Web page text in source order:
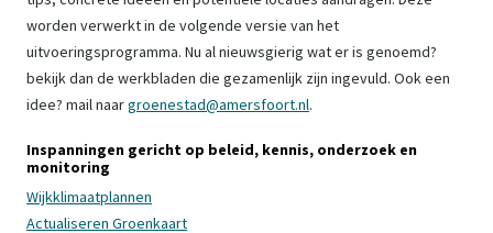
worden verwerkt in de volgende versie van het
uitvoeringsprogramma. Nu al nieuwsgierig wat er is genoemd?
bekijk dan de werkbladen die gezamenlijk zijn ingevuld. Ook een
idee? mail naargroenestad@amersfoort.nl.
Inspanningen gericht op beleid, kennis, onderzoek en
monitoring
Wijkklimaatplannen
Actualiseren Groenkaart